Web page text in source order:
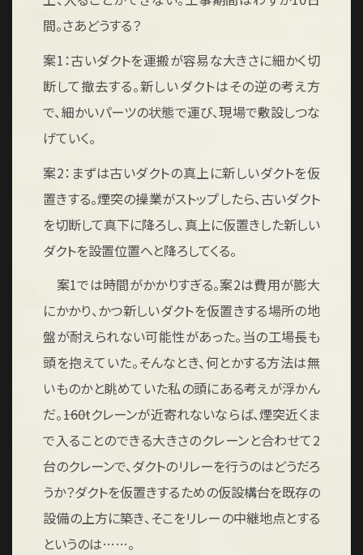
間。さあどうする？
案1：古いダクトを運搬が容易な大きさに細かく切
断して撤去する。新しいダクトはその逆の考え方
で、細かいパーツの状態で運び、現場で敷設しつな
げていく。
案2：まずは古いダクトの真上に新しいダクトを仮
置きする。煙突の操業がストップしたら、古いダクト
を切断して真下に降ろし、真上に仮置きした新しい
ダクトを設置位置へと降ろしてくる。
案1では時間がかかりすぎる。案2は費用が膨大
にかかり、かつ新しいダクトを仮置きする場所の地
盤が耐えられない可能性があった。当の工場長も
頭を抱えていた。そんなとき、何とかする方法は無
いものかと眺めていた私の頭にある考えが浮かん
だ。――160tクレーンが近寄れないならば、煙突近くま
で入ることのできる大きさのクレーンと合わせて2
台のクレーンで、ダクトのリレーを行うのはどうだろ
うか？ダクトを仮置きするための仮設構台を既存の
設備の上方に築き、そこをリレーの中継地点とする
というのは……。